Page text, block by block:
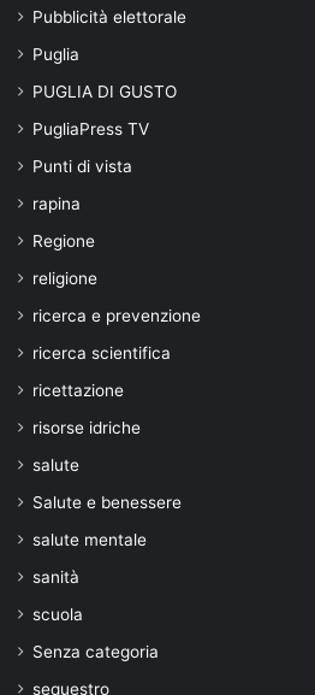
Pubblicità elettorale
Puglia
PUGLIA DI GUSTO
PugliaPress TV
Punti di vista
rapina
Regione
religione
ricerca e prevenzione
ricerca scientifica
ricettazione
risorse idriche
salute
Salute e benessere
salute mentale
sanità
scuola
Senza categoria
sequestro